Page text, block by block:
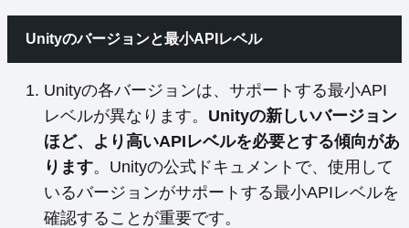
Unityのバージョンと最小APIレベル
Unityの各バージョンは、サポートする最小API
レベルが異なります。 Unityの新しいバージョン
ほど、より高いAPIレベルを必要とする傾向があ
ります。Unityの公式ドキュメントで、使用して
いるバージョンがサポートする最小APIレベルを
確認することが重要です。